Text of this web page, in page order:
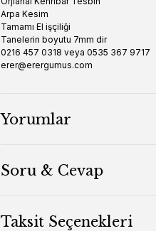
Arpa Kesim
Tamamı El işçiliği
Tanelerin boyutu 7mm dir
0216 457 0318 veya 0535 367 9717
erer@erergumus.com
Yorumlar
Soru & Cevap
Taksit Seçenekleri